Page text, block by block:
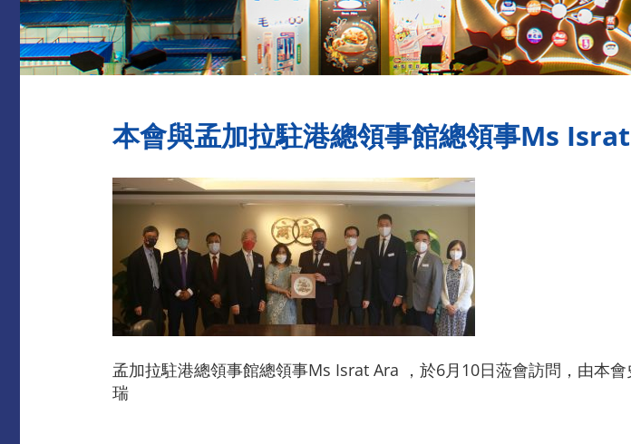
本會與孟加拉駐港總領事館總領事Ms
孟加拉駐港總領事館總領事Ms Israt Ara ，於6月10日蒞會訪問，由本
瑞